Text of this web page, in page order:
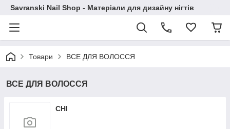
Savranski Nail Shop - Матеріали для дизайну нігтів
Товари ВСЕ ДЛЯ ВОЛОССЯ
ВСЕ ДЛЯ ВОЛОССЯ
CHI